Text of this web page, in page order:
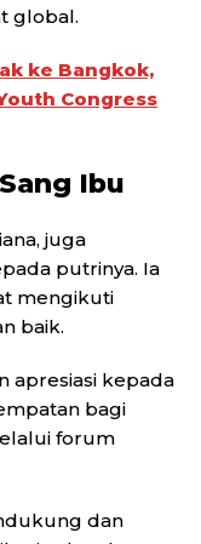
global.
ke Bangkok,
Congress
Ibu
juga
putrinya. Ia
mengikuti
baik.
apresiasi kepada
bagi
forum
dan